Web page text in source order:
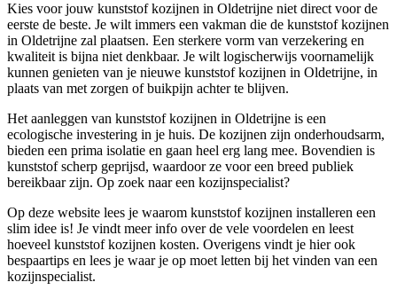
Kies voor jouw kunststof kozijnen in Oldetrijne niet direct voor de
eerste de beste. Je wilt immers een vakman die de kunststof kozijnen
in Oldetrijne zal plaatsen. Een sterkere vorm van verzekering en
kwaliteit is bijna niet denkbaar. Je wilt logischerwijs voornamelijk
kunnen genieten van je nieuwe kunststof kozijnen in Oldetrijne, in
plaats van met zorgen of buikpijn achter te blijven.
Het aanleggen van kunststof kozijnen in Oldetrijne is een
ecologische investering in je huis. De kozijnen zijn onderhoudsarm,
bieden een prima isolatie en gaan heel erg lang mee. Bovendien is
kunststof scherp geprijsd, waardoor ze voor een breed publiek
bereikbaar zijn. Op zoek naar een kozijnspecialist?
Op deze website lees je waarom kunststof kozijnen installeren een
slim idee is! Je vindt meer info over de vele voordelen en leest
hoeveel kunststof kozijnen kosten. Overigens vindt je hier ook
bespaartips en lees je waar je op moet letten bij het vinden van een
kozijnspecialist.